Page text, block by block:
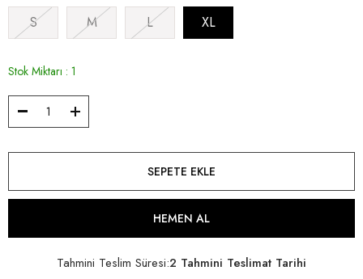
S
M L XL
Stok Miktarı : 1
Tahmini Teslim Süresi:2 Tahmini Teslimat Tarihi